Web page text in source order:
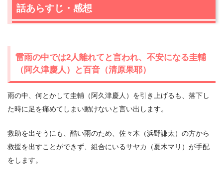
話あらすじ・感想
雷雨の中では2人離れてと言われ、不安になる圭輔
（阿久津慶人）と百音（清原果耶）
雨の中、何とかして圭輔（阿久津慶人）を引き上げるも、落下し
た時に足を痛めてしまい動けないと言い出します。
救助を出そうにも、酷い雨のため、佐々木（浜野謙太）の方から
救援を出すことができず、組合にいるサヤカ（夏木マリ）が手配
をします。